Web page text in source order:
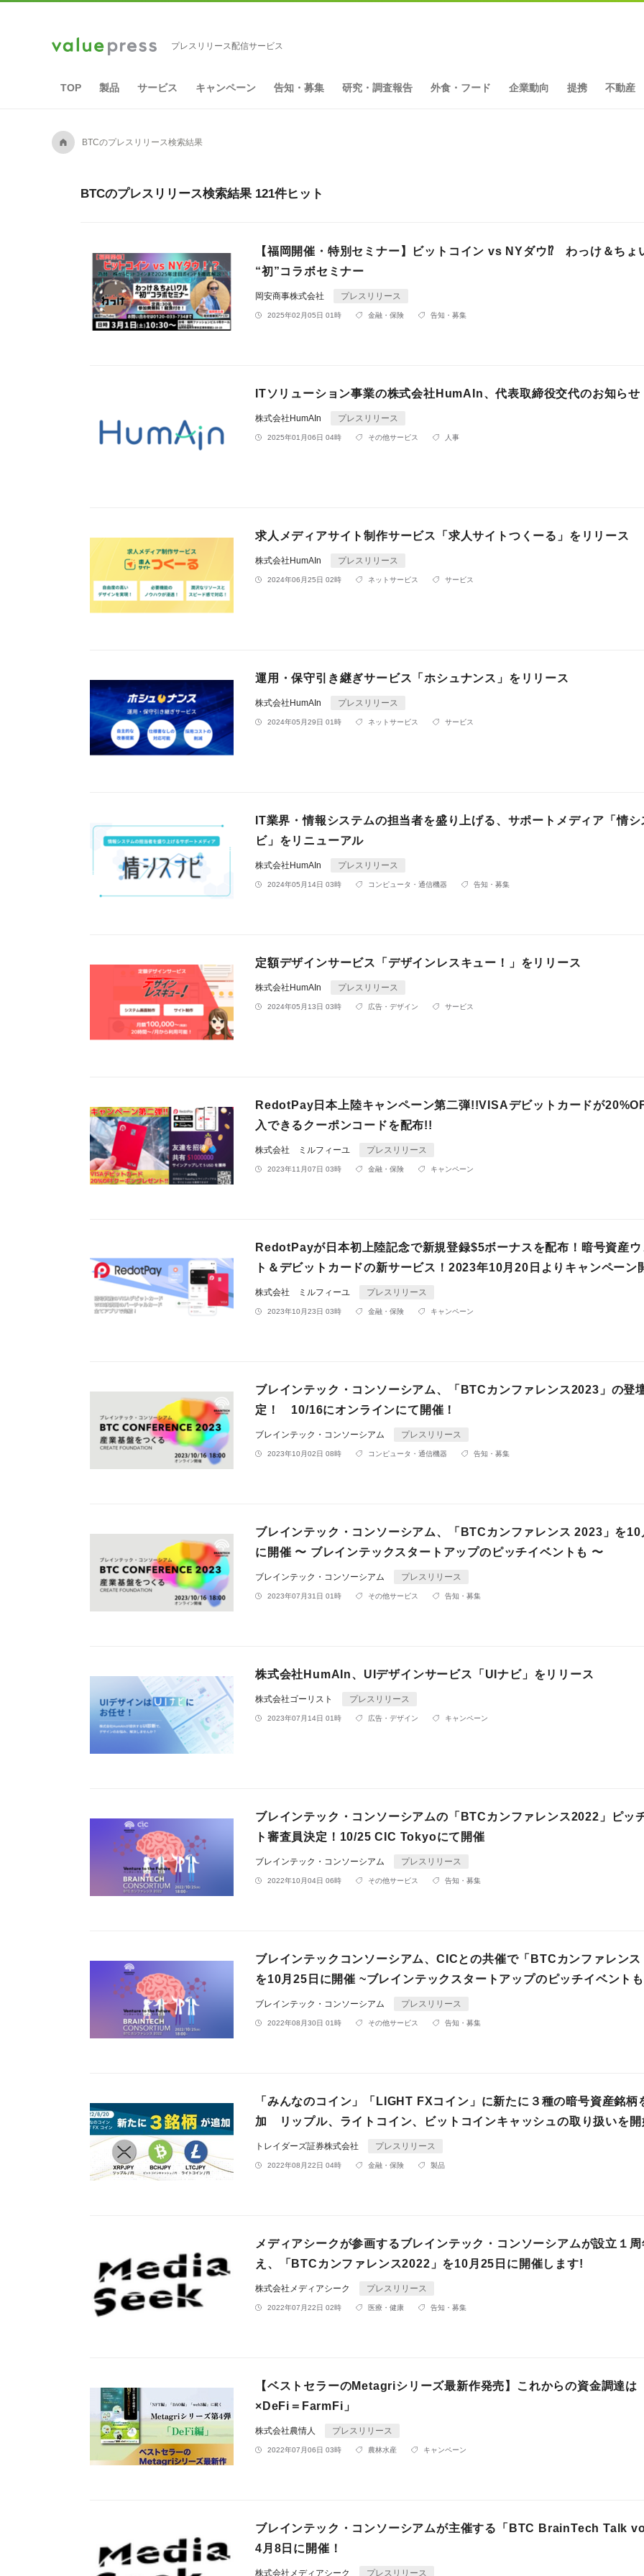
プレスリリース配信サービス
TOP 製品 サービス キャンペーン 告知・募集 研究・調査報告 外食・フード 企業動向 提携 不動産
A BTCのプレスリリース検索結果
BTCのプレスリリース検索結果 121件ヒット
【福岡開催・特別セミナー】ビットコイン vs NYダウ⁉ わっけ＆ちょ
“初”コラボセミナー
岡安商事株式会社 プレスリリース
2025年02月05日 01時 金融・保険 告知・募集
ITソリューション事業の株式会社HumAIn、代表取締役交代のお知らせ
株式会社HumAIn プレスリリース
2025年01月06日 04時 その他サービス 人事
求人メディアサイト制作サービス「求人サイトつくーる」をリリース
株式会社HumAIn プレスリリース
2024年06月25日 02時 ネットサービス サービス
運用・保守引き継ぎサービス「ホシュナンス」をリリース
株式会社HumAIn プレスリリース
2024年05月29日 01時 ネットサービス サービス
IT業界・情報システムの担当者を盛り上げる、サポートメディア「情シ
ビ」をリニューアル
株式会社HumAIn プレスリリース
2024年05月14日 03時 コンピュータ・通信機器 告知・募集
定額デザインサービス「デザインレスキュー！」をリリース
株式会社HumAIn プレスリリース
2024年05月13日 03時 広告・デザイン サービス
RedotPay日本上陸キャンペーン第二弾!!VISAデビットカードが
入できるクーポンコードを配布!!
株式会社 ミルフィーユ プレスリリース
2023年11月07日 03時 金融・保険 キャンペーン
RedotPayが日本初上陸記念で新規登録$5ボーナスを配布！暗号資産ウ
ト＆デビットカードの新サービス！2023年10月20日よりキャンペーン
株式会社 ミルフィーユ プレスリリース
2023年10月23日 03時 金融・保険 キャンペーン
ブレインテック・コンソーシアム、「BTCカンファレンス2023」の登
定！ 10/16にオンラインにて開催！
ブレインテック・コンソーシアム プレスリリース
2023年10月02日 08時 コンピュータ・通信機器 告知・募集
ブレインテック・コンソーシアム、「BTCカンファレンス 2023」を10
に開催 〜 ブレインテックスタートアップのピッチイベントも 〜
ブレインテック・コンソーシアム プレスリリース
2023年07月31日 01時 その他サービス 告知・募集
株式会社HumAIn、UIデザインサービス「UIナビ」をリリース
株式会社ゴーリスト プレスリリース
2023年07月14日 01時 広告・デザイン キャンペーン
ブレインテック・コンソーシアムの「BTCカンファレンス2022」ピッ
ト審査員決定！10/25 CIC Tokyoにて開催
ブレインテック・コンソーシアム プレスリリース
2022年10月04日 06時 その他サービス 告知・募集
ブレインテックコンソーシアム、CICとの共催で「BTCカンファレン
を10月25日に開催 ~ブレインテックスタートアップのピッチイベント
ブレインテック・コンソーシアム プレスリリース
2022年08月30日 01時 その他サービス 告知・募集
「みんなのコイン」「LIGHT FXコイン」に新たに３種の暗号資産銘柄
加 リップル、ライトコイン、ビットコインキャッシュの取り扱いを開
トレイダーズ証券株式会社 プレスリリース
2022年08月22日 04時 金融・保険 製品
メディアシークが参画するブレインテック・コンソーシアムが設立１
え、「BTCカンファレンス2022」を10月25日に開催します!
株式会社メディアシーク プレスリリース
2022年07月22日 02時 医療・健康 告知・募集
【ベストセラーのMetagriシリーズ最新作発売】これからの資金調達は
×DeFi＝FarmFi」
株式会社農情人 プレスリリース
2022年07月06日 03時 農林水産 キャンペーン
ブレインテック・コンソーシアムが主催する「BTC BrainTech Talk
4月8日に開催！
株式会社メディアシーク プレスリリース